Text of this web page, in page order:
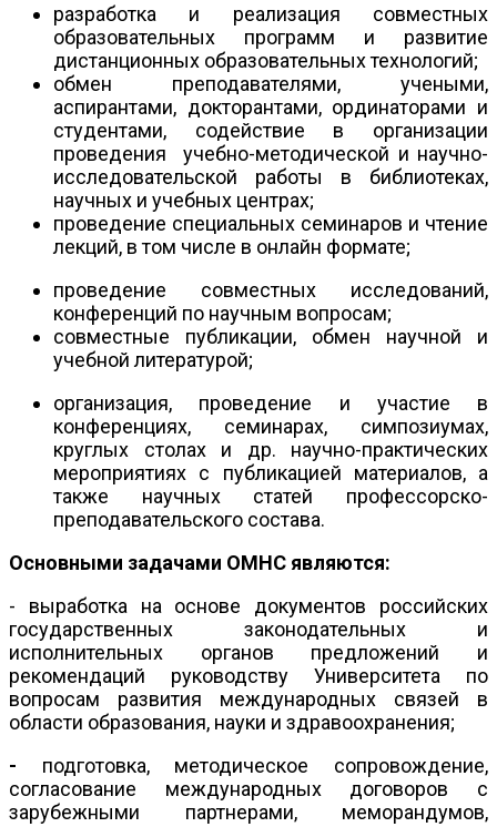
разработка и реализация совместных
образовательных программ и развитие
дистанционных образовательных технологий;
обмен преподавателями, учеными,
аспирантами, докторантами, ординаторами и
студентами, содействие в организации
проведения учебно-методической и научно-
исследовательской работы в библиотеках,
научных и учебных центрах;
проведение специальных семинаров и чтение
лекций, в том числе в онлайн формате;
проведение совместных исследований,
конференций по научным вопросам;
совместные публикации, обмен научной и
учебной литературой;
организация, проведение и участие в
конференциях, семинарах, симпозиумах,
круглых столах и др. научно-практических
мероприятиях с публикацией материалов, а
также научных статей профессорско-
преподавательского состава.
Основными задачами ОМНС являются:
- выработка на основе документов российских
государственных законодательных и
исполнительных органов предложений и
рекомендаций руководству Университета по
вопросам развития международных связей в
области образования, науки и здравоохранения;
- подготовка, методическое сопровождение,
согласование международных договоров с
зарубежными партнерами, меморандумов,